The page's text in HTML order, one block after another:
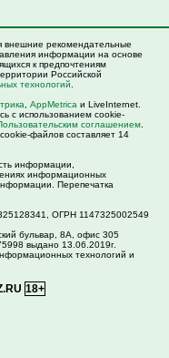
рекомендательные
информации на основе
к предпочтениям
Российской
технологий
AppMetrica и LiveInternet.
с использованием cookie-
соглашением
файлов составляет 14
информации,
информационных
Перепечатка
ОГРН 1147325002549
бульвар, 8А, офис 305
выдано 13.06.2019г.
технологий и
18+